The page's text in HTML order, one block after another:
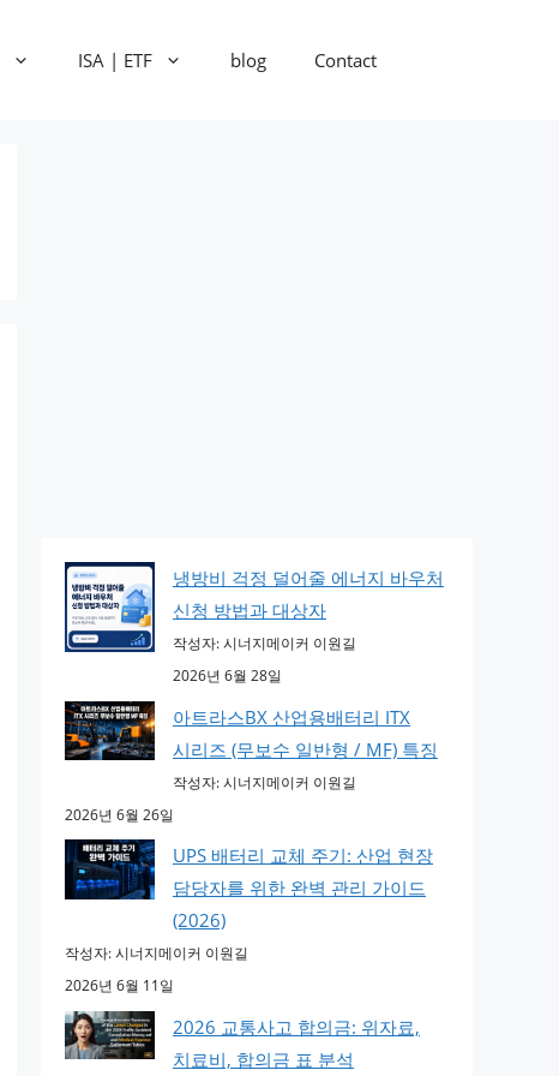
ISA | ETF blog Contact
냉방비 걱정 덜어줄 에너지 바우처
신청 방법과 대상자
작성자: 시너지메이커 이원길
2026년 6월 28일
아트라스BX 산업용배터리 ITX
시리즈 (무보수 일반형 / MF) 특징
작성자: 시너지메이커 이원길
2026년 6월 26일
UPS 배터리 교체 주기: 산업 현장
담당자를 위한 완벽 관리 가이드
(2026)
작성자: 시너지메이커 이원길
2026년 6월 11일
2026 교통사고 합의금: 위자료,
치료비, 합의금 표 분석